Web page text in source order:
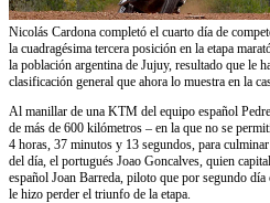
Nicolás Cardona completó el cuarto día de
la cuadragésima tercera posición en la etapa
la población argentina de Jujuy, resultado que le
clasificación general que ahora lo muestra en la
Al manillar de una KTM del equipo español
de más de 600 kilómetros – en la que no se
4 horas, 37 minutos y 13 segundos, para
del día, el portugués Joao Goncalves, quien
español Joan Barreda, piloto que por segundo
le hizo perder el triunfo de la etapa.